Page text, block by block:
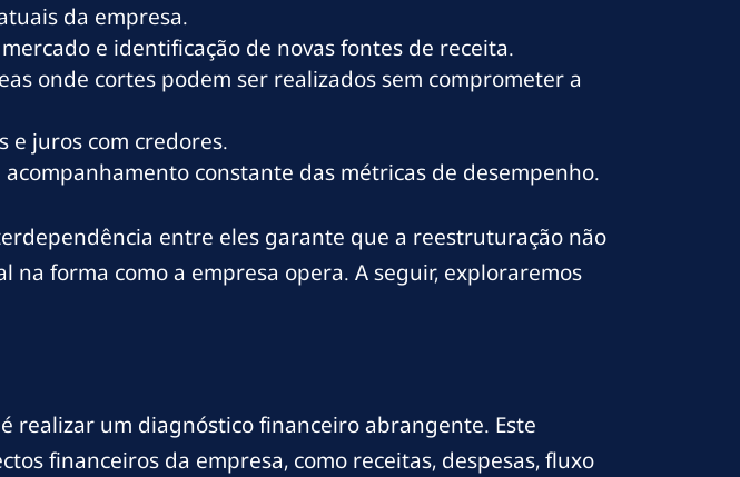
da empresa.
e identificação de novas fontes de receita.
onde cortes podem ser realizados sem comprometer a
e juros com credores.
constante das métricas de desempenho.
entre eles garante que a reestruturação não
forma como a empresa opera. A seguir, exploraremos
realizar um diagnóstico financeiro abrangente. Este
financeiros da empresa, como receitas, despesas, fluxo